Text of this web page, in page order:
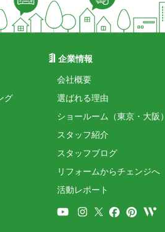
グ
企業情報
会社概要
選ばれる理由
ショールーム（東京・大阪）
スタッフ紹介
スタッフブログ
リフォームからチェンジへ
活動レポート